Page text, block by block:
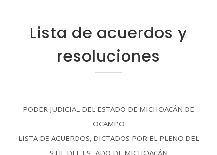
Lista de acuerdos y
resoluciones
PODER JUDICIAL DEL ESTADO DE MICHOACÁN DE
OCAMPO
LISTA DE ACUERDOS, DICTADOS POR EL PLENO DEL
STJE DEL ESTADO DE MICHOACÁN